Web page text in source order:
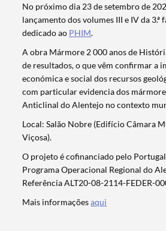
Termo de Pesquisa
No próximo dia 23 de setembro de
lançamento dos volumes III e IV da 3.ª
dedicado ao PHIM.
A obra Mármore 2 000 anos de
de resultados, o que vêm confirmar a
económica e social dos recursos
com particular evidencia dos
Anticlinal do Alentejo no contexto
Local: Salão Nobre (Edifício Câmara
Viçosa).
O projeto é cofinanciado pelo
Programa Operacional Regional do
Referência ALT20-08-2114-FEDER-
Mais informaçõesaqui